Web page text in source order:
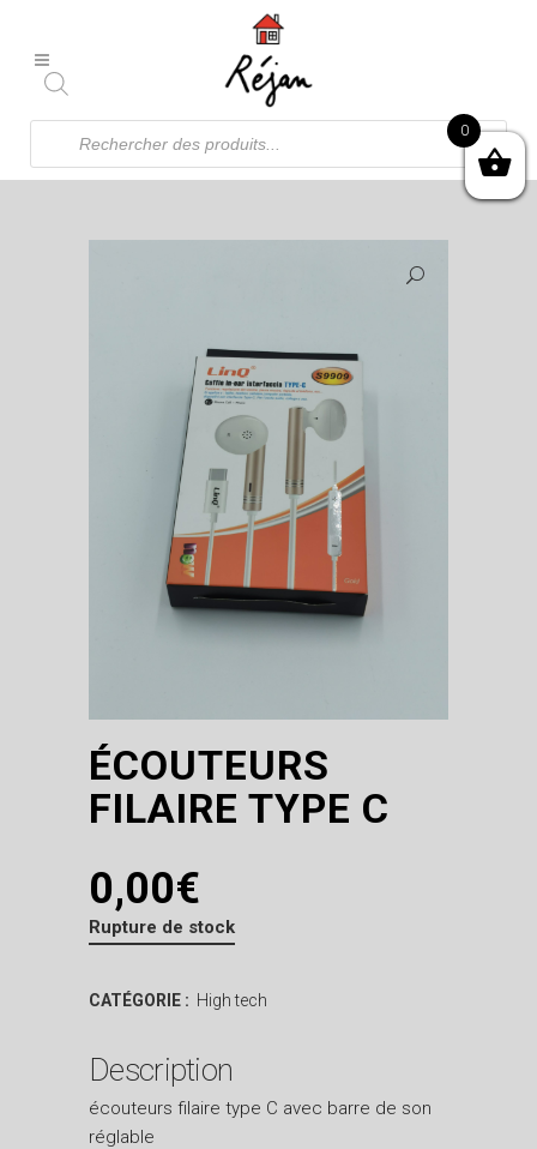
Recherche
produits
ÉCOUTEURS
FILAIRE TYPE C
0,00€
Rupture de stock
CATÉGORIE : High tech
Description
écouteurs filaire type C avec barre de son
réglable
0